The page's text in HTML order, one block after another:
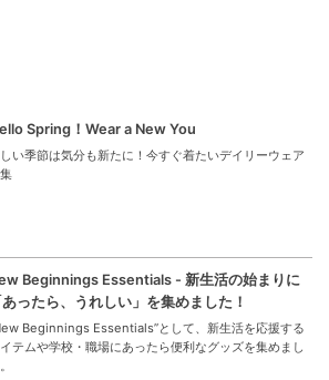
Spring！Wear a New You
い季節は気分も新たに！今すぐ着たいデイリーウェア
Beginnings Essentials - 新生活の始まりに
あったら、うれしい」を集めました！
Beginnings Essentials”として、新生活を応援する
テムや学校・職場にあったら便利なグッズを集めまし